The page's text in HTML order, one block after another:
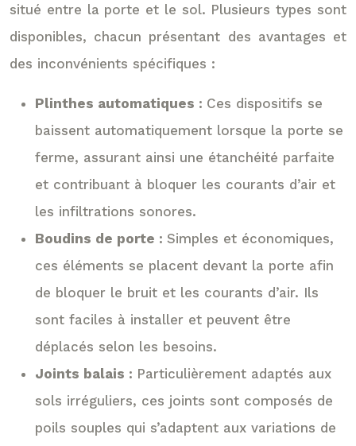
situé entre la porte et le sol. Plusieurs types sont
disponibles, chacun présentant des avantages et
des inconvénients spécifiques :
Plinthes automatiques : Ces dispositifs se
baissent automatiquement lorsque la porte se
ferme, assurant ainsi une étanchéité parfaite
et contribuant à bloquer les courants d’air et
les infiltrations sonores.
Boudins de porte : Simples et économiques,
ces éléments se placent devant la porte afin
de bloquer le bruit et les courants d’air. Ils
sont faciles à installer et peuvent être
déplacés selon les besoins.
Joints balais : Particulièrement adaptés aux
sols irréguliers, ces joints sont composés de
poils souples qui s’adaptent aux variations de